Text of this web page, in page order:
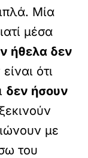
Μία
μέσα
ήθελα δεν
ότι
δεν ήσουν
με
του